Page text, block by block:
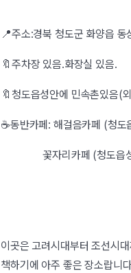
📍주소:경북 청도군 화양읍
🔖주차장 있음.화장실 있음.
🔖청도읍성안에 민속촌있음(
☕️동반카페: 해걸음카페 (청
꽃자리카페 (청도읍성
이곳은 고려시대부터 조선시
책하기에 아주 좋은 장소랍니